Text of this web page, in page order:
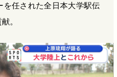
を任された全日本大学駅伝
。